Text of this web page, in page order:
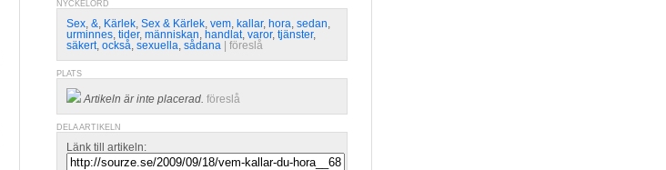
NYCKELORD
Sex, &, Kärlek, Sex & Kärlek, vem, kallar, hora, sedan,
urminnes, tider, människan, handlat, varor, tjänster,
säkert, också, sexuella, sådana föreslå
PLATS
Artikeln är inte placerad. föreslå
DELA ARTIKELN
Länk till artikeln: